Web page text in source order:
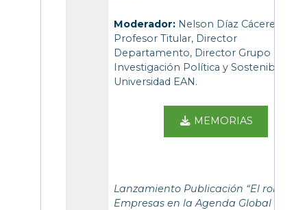
Moderador: Nelson Díaz Cáceres,
Profesor Titular, Director
Departamento, Director Grupo
Investigación Política y Sostenibilidad,
Universidad EAN.
MEMORIAS
Lanzamiento Publicación “El rol de
Empresas en la Agenda Global de